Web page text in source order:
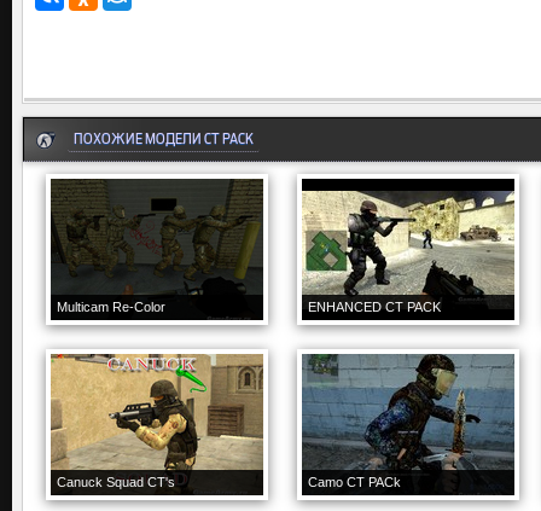
ПОХОЖИЕ МОДЕЛИ CT PACK
Multicam Re-Color ENHANCED CT PACK
Canuck Squad CT's Camo CT PACk